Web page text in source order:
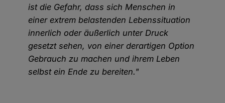
ist die Gefahr, dass sich Menschen in
einer extrem belastenden Lebenssituation
innerlich oder äußerlich unter Druck
gesetzt sehen, von einer derartigen Option
Gebrauch zu machen und ihrem Leben
selbst ein Ende zu bereiten."